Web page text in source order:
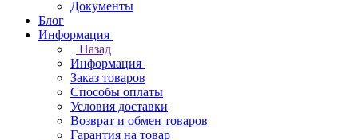
Документы
Блог
Информация
Назад
Информация
Заказ товаров
Способы оплаты
Условия доставки
Возврат и обмен товаров
Гарантия на товар